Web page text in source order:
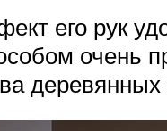
его рук
очень
деревянных